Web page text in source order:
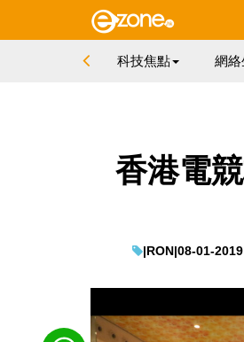
科技焦點 網
香港電
|RON|08-01-